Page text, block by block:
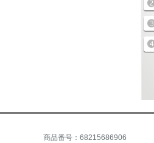
商品番号：68215686906